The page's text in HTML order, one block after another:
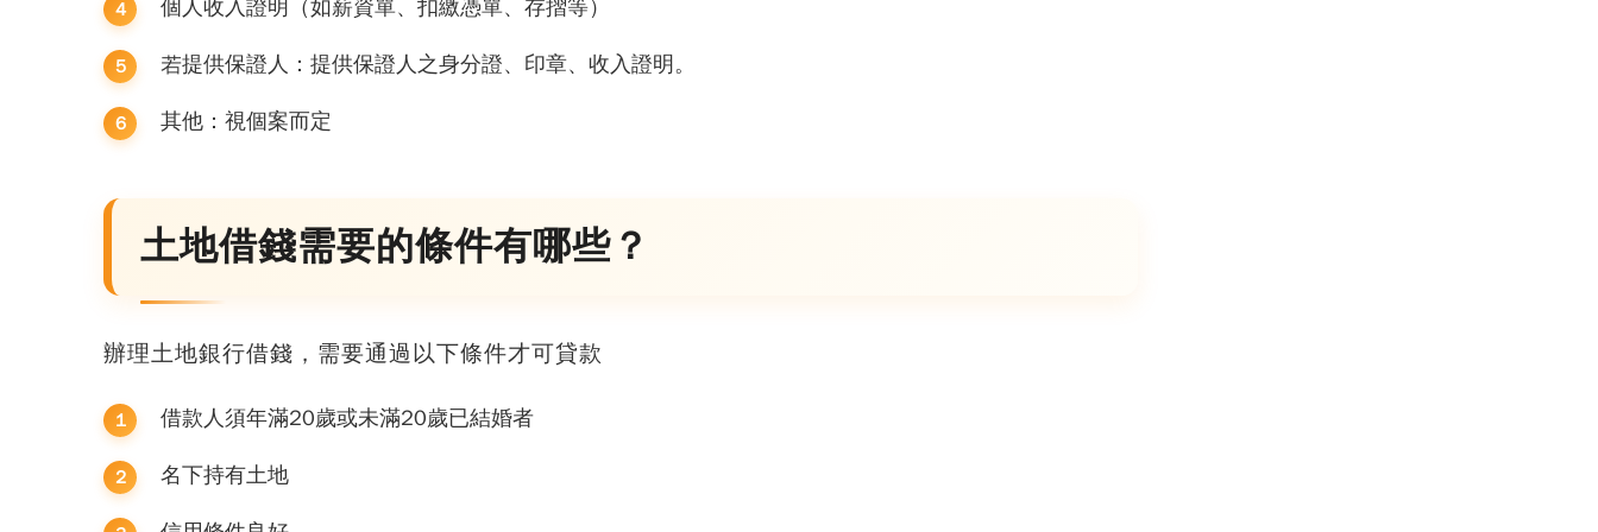
個人收入證明（如薪資單、扣繳憑單、存摺等）
若提供保證人：提供保證人之身分證、印章、收入證明。
其他：視個案而定
土地借錢需要的條件有哪些？
辦理土地銀行借錢，需要通過以下條件才可貸款
借款人須年滿20歲或未滿20歲已結婚者
名下持有土地